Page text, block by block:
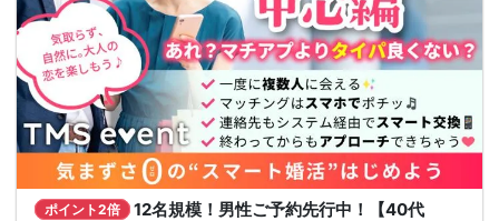
ポイント2倍
12名規模！男性ご予約先行中！【40代